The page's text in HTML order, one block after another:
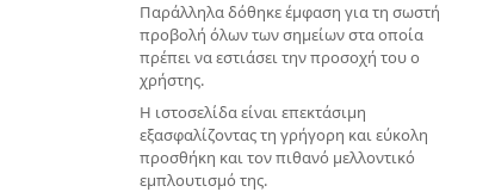
Παράλληλα δόθηκε έμφαση για τη σωστή
προβολή όλων των σημείων στα οποία
πρέπει να εστιάσει την προσοχή του ο
χρήστης.
Η ιστοσελίδα είναι επεκτάσιμη
εξασφαλίζοντας τη γρήγορη και εύκολη
προσθήκη και τον πιθανό μελλοντικό
εμπλουτισμό της.